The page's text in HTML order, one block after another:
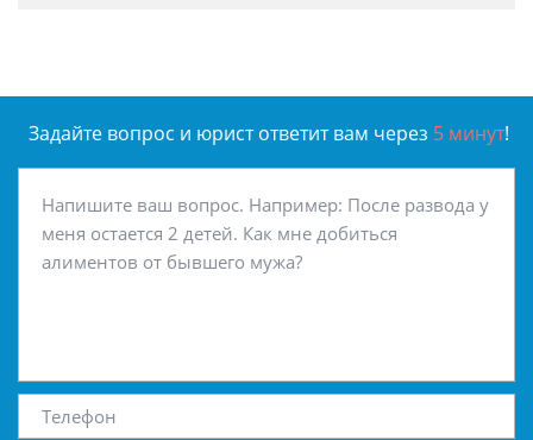
Задайте вопрос и юрист ответит вам через 5 минут!